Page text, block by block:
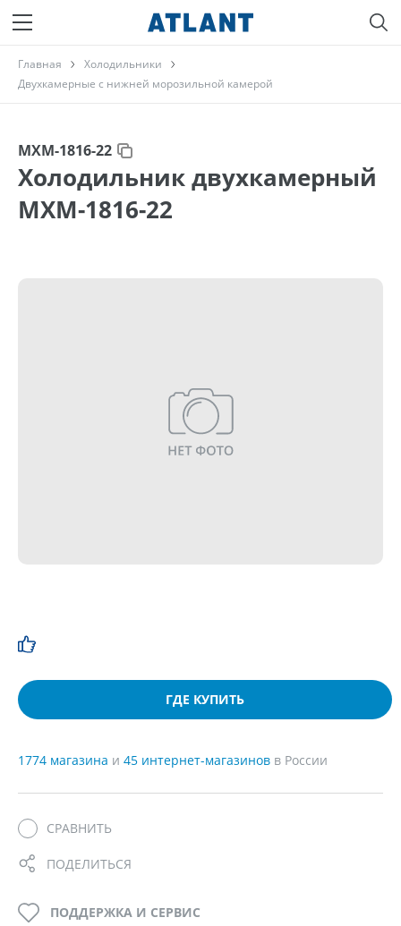
Главная
Холодильники
Двухкамерные с нижней морозильной камерой
МХМ-1816-22
Холодильник двухкамерный
МХМ-1816-22
ГДЕ КУПИТЬ
1774 магазина и 45 интернет-магазинов в России
СРАВНИТЬ
ПОДЕЛИТЬСЯ
ПОДДЕРЖКА И СЕРВИС